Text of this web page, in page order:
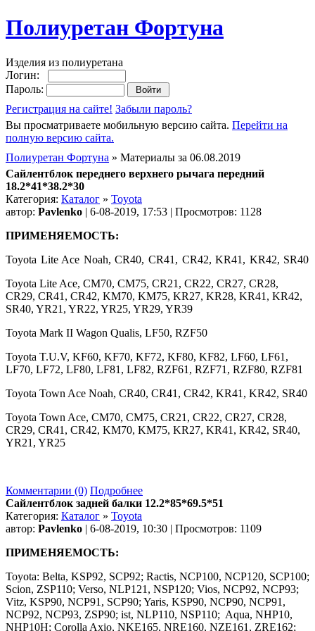
Полиуретан Фортуна
Изделия из полиуретана
Логин:
Пароль:
Регистрация на сайте! Забыли пароль?
Вы просматриваете мобильную версию сайта. Перейти на
полную версию сайта.
Полиуретан Фортуна » Материалы за 06.08.2019
Сайлентблок переднего верхнего рычага передний
18.2*41*38.2*30
Категория: Каталог » Toyota
автор: Pavlenko | 6-08-2019, 17:53 | Просмотров: 1128
ПРИМЕНЯЕМОСТЬ:
Toyota Lite Ace Noah, CR40, CR41, CR42, KR41, KR42, SR40
Toyota Lite Ace, CM70, CM75, CR21, CR22, CR27, CR28,
CR29, CR41, CR42, KM70, KM75, KR27, KR28, KR41, KR42,
SR40, YR21, YR22, YR25, YR29, YR39
Toyota Mark II Wagon Qualis, LF50, RZF50
Toyota T.U.V, KF60, KF70, KF72, KF80, KF82, LF60, LF61,
LF70, LF72, LF80, LF81, LF82, RZF61, RZF71, RZF80, RZF81
Toyota Town Ace Noah, CR40, CR41, CR42, KR41, KR42, SR40
Toyota Town Ace, CM70, CM75, CR21, CR22, CR27, CR28,
CR29, CR41, CR42, KM70, KM75, KR27, KR41, KR42, SR40,
YR21, YR25
Комментарии (0) Подробнее
Сайлентблок задней балки 12.2*85*69.5*51
Категория: Каталог » Toyota
автор: Pavlenko | 6-08-2019, 10:30 | Просмотров: 1109
ПРИМЕНЯЕМОСТЬ:
Toyota: Belta, KSP92, SCP92; Ractis, NCP100, NCP120, SCP100;
Scion, ZSP110; Verso, NLP121, NSP120; Vios, NCP92, NCP93;
Vitz, KSP90, NCP91, SCP90; Yaris, KSP90, NCP90, NCP91,
NCP92, NCP93, ZSP90; ist, NLP110, NSP110; Aqua, NHP10,
NHP10H; Corolla Axio, NKE165, NRE160, NZE161, ZRE162;